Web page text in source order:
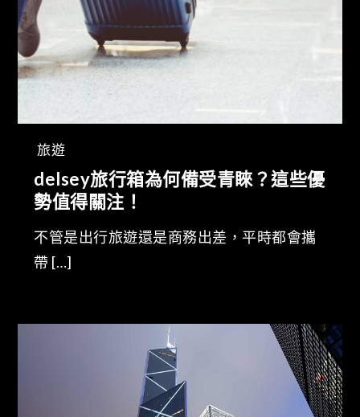
旅遊
delsey旅行箱為何備受青睞？這些優
勢值得關注！
不管是出行旅遊還是商務出差，平時都會攜
帶 […]